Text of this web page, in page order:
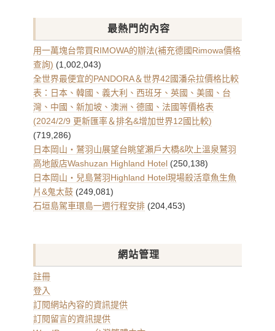
章
整
最熱門的內容
用一萬塊台幣買RIMOWA的辦法(補充德國Rimowa價格
查詢) (1,002,043)
全世界最便宜的PANDORA＆世界42國潘朵拉價格比較
表：日本、韓國、義大利、西班牙、英國、美國、台
灣、中國、新加坡、澳洲、德國、法國等價格表
(2024/2/9 更新匯率＆排名&增加世界12國比較)
(719,286)
日本岡山・鷲羽山展望台眺望瀨戶大橋&吹上溫泉鷲羽
高地飯店Washuzan Highland Hotel (250,138)
日本岡山・兒島鷲羽Highland Hotel現場殺活章魚生魚
片&鬼太鼓 (249,081)
石垣島駕車環島一週行程安排 (204,453)
網站管理
註冊
登入
訂閱網站內容的資訊提供
訂閱留言的資訊提供